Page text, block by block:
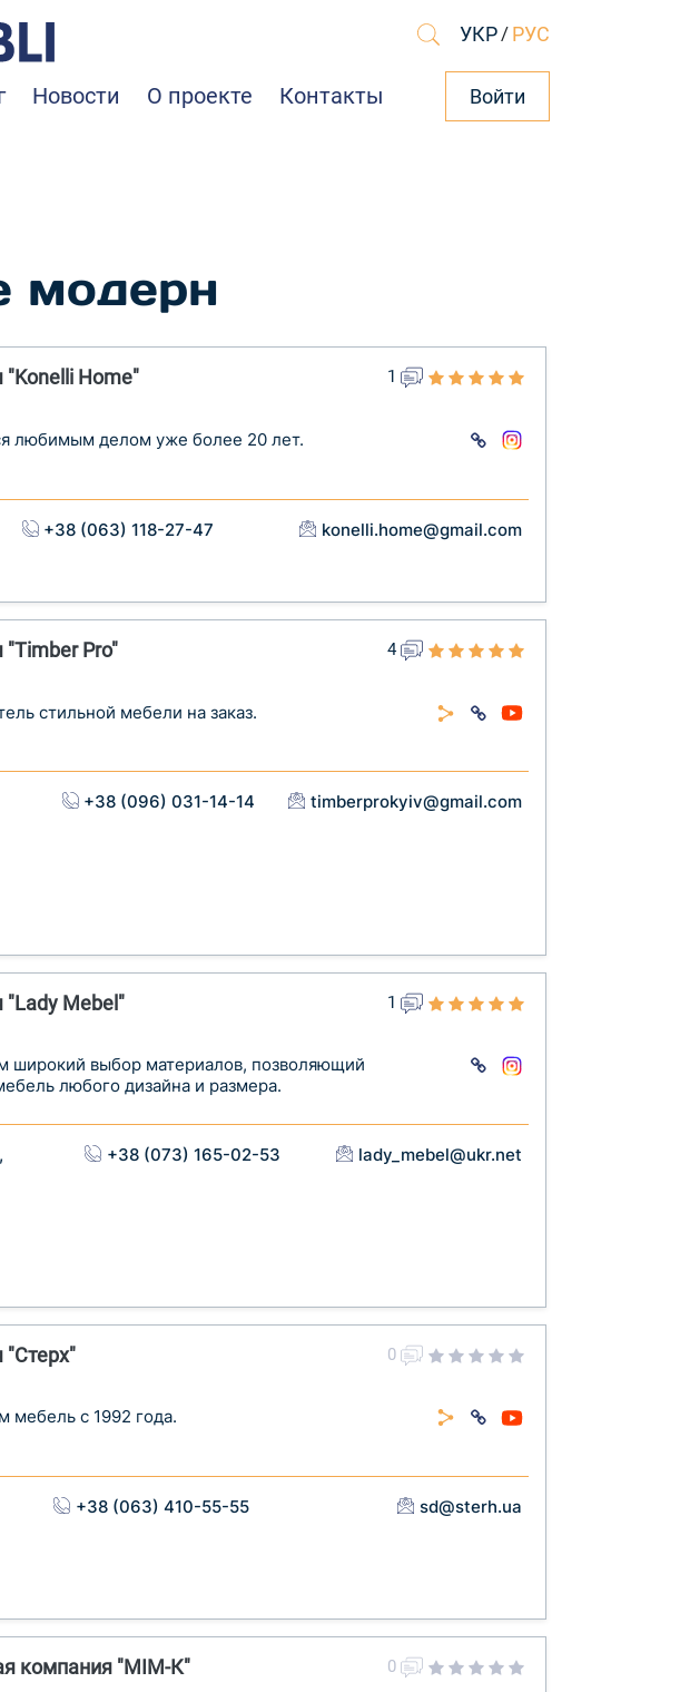
УКР/ РУС
Новости О проекте Контакты Войти
модерн
Home"
любимым делом уже более 20 лет.
1
+38 (063) 118-27-47 konelli.home@gmail.com
Pro"
стильной мебели на заказ.
4
+38 (096) 031-14-14 timberprokyiv@gmail.com
Mebel"
широкий выбор материалов, позволяющий
любого дизайна и размера.
1
+38 (073) 165-02-53 lady_mebel@ukr.net
мебель с 1992 года.
0
+38 (063) 410-55-55 sd@sterh.ua
компания "МІМ-К" 0